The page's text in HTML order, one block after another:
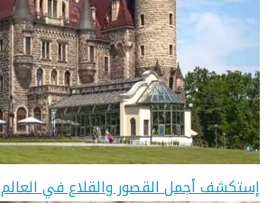
إستكشف أجمل القصور والقلاع في العالم